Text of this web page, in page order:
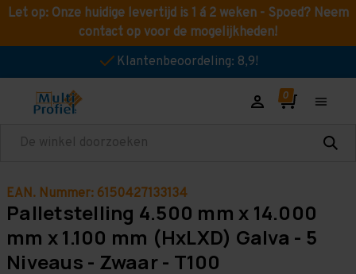
Let op: Onze huidige levertijd is 1 á 2 weken - Spoed? Neem
contact op voor de mogelijkheden!
Klantenbeoordeling: 8,9!
Zoeken
EAN. Nummer: 6150427133134
Palletstelling 4.500 mm x 14.000
mm x 1.100 mm (HxLXD) Galva - 5
Niveaus - Zwaar - T100